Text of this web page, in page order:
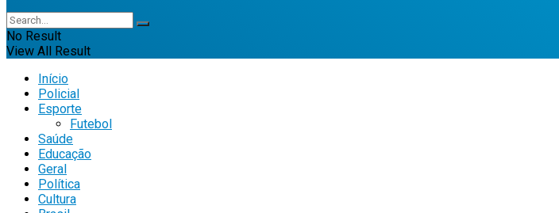
No Result
View All Result
Início
Policial
Esporte
Futebol
Saúde
Educação
Geral
Política
Cultura